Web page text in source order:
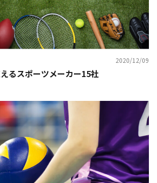
2020/12/09
るスポーツメーカー15社